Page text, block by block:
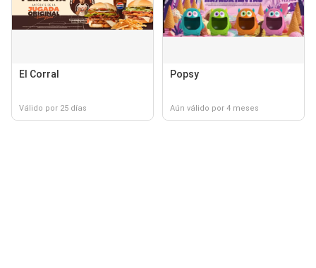
El Corral
Válido por 25 días
Popsy
Aún válido por 4 meses